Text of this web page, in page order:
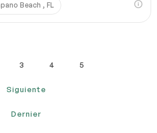
Beach , FL
3 4 5
Siguiente
Dernier